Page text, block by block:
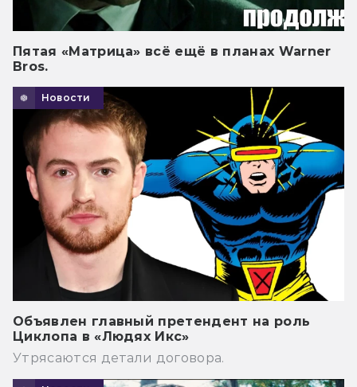
Пятая «Матрица» всё ещё в планах Warner
Bros.
Новости
Объявлен главный претендент на роль
Циклопа в «Людях Икс»
Утрясаются детали договора.